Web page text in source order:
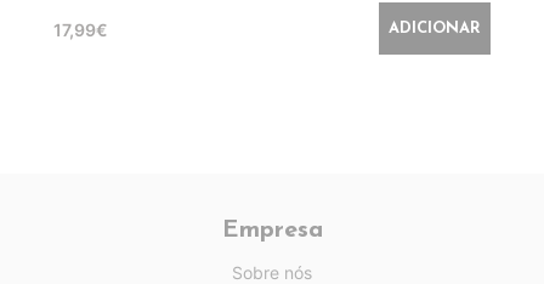
17,99€ ADICIONAR
Empresa
Sobre nós